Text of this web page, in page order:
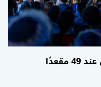
استطلاع: ائتلاف نتنياهو يبقى عند 49 مقعدًا